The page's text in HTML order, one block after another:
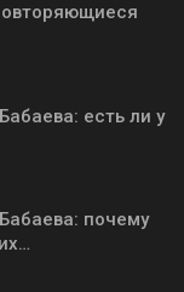
есть ли у
почему